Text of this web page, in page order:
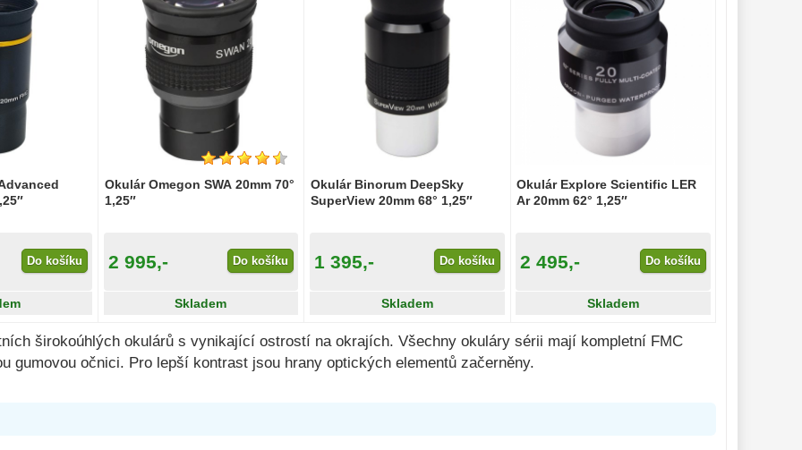
Do košíku
Okulár Omegon SWA 20mm 70°
1,25″
2 995,- Do košíku
Skladem
Okulár Binorum DeepSky
SuperView 20mm 68° 1,25″
1 395,- Do košíku
Skladem
Okulár Explore Scientific LER
Ar 20mm 62° 1,25″
2 495,- Do košíku
Skladem
širokoúhlých okulárů s vynikající ostrostí na okrajích. Všechny okuláry sérii mají kompletní FMC
gumovou očnici. Pro lepší kontrast jsou hrany optických elementů začerněny.